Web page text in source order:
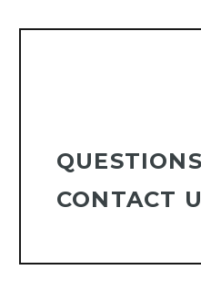
CONTACT